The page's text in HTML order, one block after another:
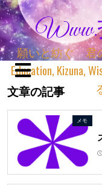
願いと紡ぐ 君の
Education,
文章の記事
メモ